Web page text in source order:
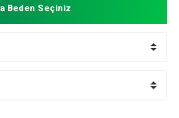
Beden Seçiniz